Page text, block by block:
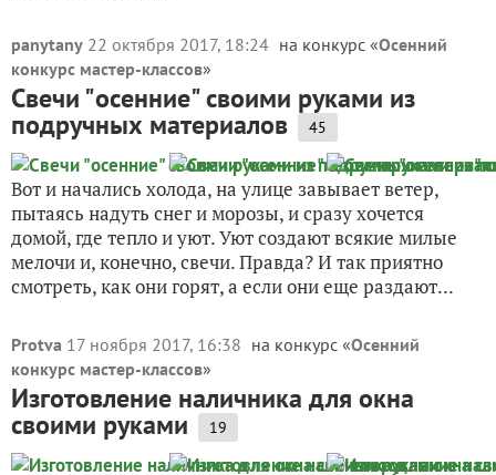
panytany 22 октября 2017, 18:24 на конкурс «Осенний
конкурс мастер-классов»
Свечи "осенние" своими руками из
подручных материалов 45
Вот и начались холода, на улице завывает ветер,
пытаясь надуть снег и морозы, и сразу хочется
домой, где тепло и уют. Уют создают всякие милые
мелочи и, конечно, свечи. Правда? И так приятно
смотреть, как они горят, а если они еще раздают...
Protva 17 ноября 2017, 16:38 на конкурс «Осенний
конкурс мастер-классов»
Изготовление наличника для окна
своими руками 19